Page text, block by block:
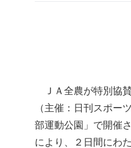
ＪＡ全農が特別協
（主催：日刊スポー
部運動公園」で開催
により、２日間にわ